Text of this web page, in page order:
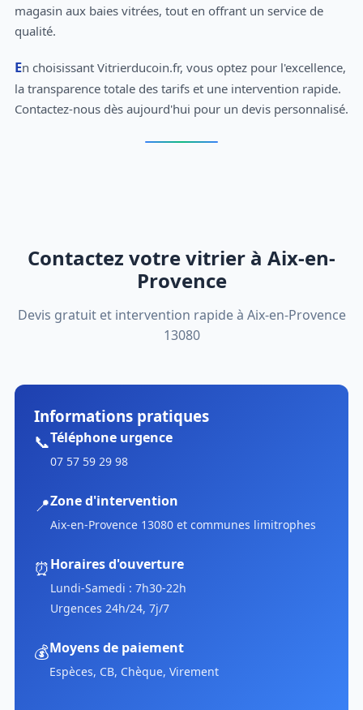
magasin aux baies vitrées, tout en offrant un service de
qualité.
En choisissant Vitrierducoin.fr, vous optez pour l'excellence,
la transparence totale des tarifs et une intervention rapide.
Contactez-nous dès aujourd'hui pour un devis personnalisé.
Contactez votre vitrier à Aix-en-
Provence
Devis gratuit et intervention rapide à Aix-en-Provence
13080
Informations pratiques
📞Téléphone urgence
07 57 59 29 98
📍Zone d'intervention
Aix-en-Provence 13080 et communes limitrophes
⏰Horaires d'ouverture
Lundi-Samedi : 7h30-22h
Urgences 24h/24, 7j/7
💰Moyens de paiement
Espèces, CB, Chèque, Virement